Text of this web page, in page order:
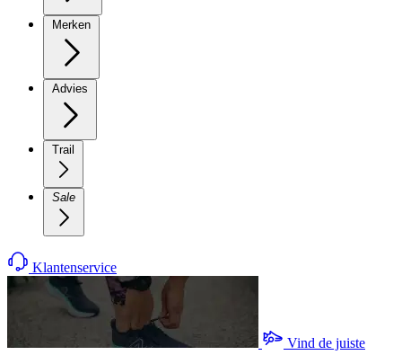
Merken
Advies
Trail
Sale
Klantenservice
Vind de juiste